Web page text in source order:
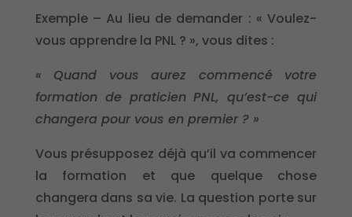
Exemple – Au lieu de demander : « Voulez-
vous apprendre la PNL ? », vous dites :
« Quand vous aurez commencé votre
formation de praticien PNL, qu’est-ce qui
changera pour vous en premier ? »
Vous présupposez déjà qu’il va commencer
la formation et que quelque chose
changera dans sa vie. La question porte sur